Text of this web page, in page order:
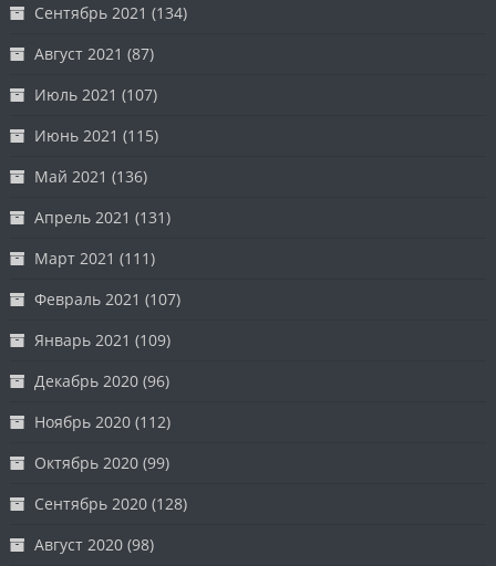
Сентябрь 2021 (134)
Август 2021 (87)
Июль 2021 (107)
Июнь 2021 (115)
Май 2021 (136)
Апрель 2021 (131)
Март 2021 (111)
Февраль 2021 (107)
Январь 2021 (109)
Декабрь 2020 (96)
Ноябрь 2020 (112)
Октябрь 2020 (99)
Сентябрь 2020 (128)
Август 2020 (98)